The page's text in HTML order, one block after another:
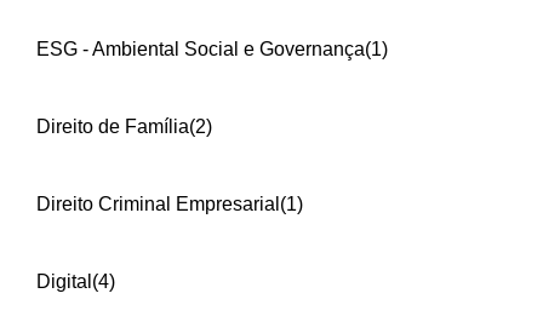
ESG - Ambiental Social e Governança(1)
Direito de Família(2)
Direito Criminal Empresarial (1)
Digital (4)